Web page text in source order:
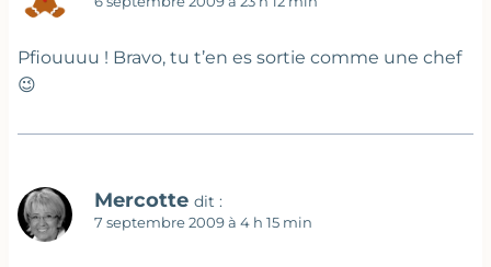
Pfiouuuu ! Bravo, tu t’en es sortie comme une chef
😉
Mercotte dit :
7 septembre 2009 à 4 h 15 min